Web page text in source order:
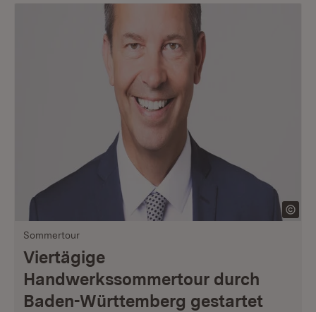
Sommertour
Viertägige
Handwerkssommertour durch
Baden-Württemberg gestartet